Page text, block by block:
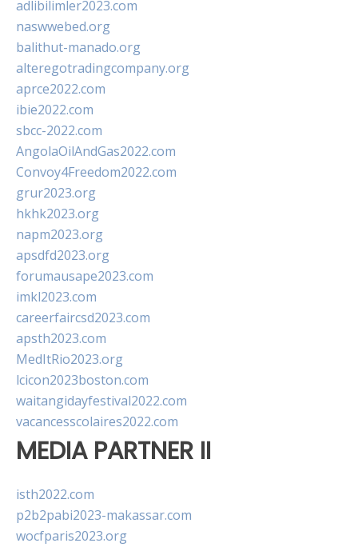
adlibilimler2023.com
naswwebed.org
balithut-manado.org
alteregotradingcompany.org
aprce2022.com
ibie2022.com
sbcc-2022.com
AngolaOilAndGas2022.com
Convoy4Freedom2022.com
grur2023.org
hkhk2023.org
napm2023.org
apsdfd2023.org
forumausape2023.com
imkl2023.com
careerfaircsd2023.com
apsth2023.com
MedItRio2023.org
lcicon2023boston.com
waitangidayfestival2022.com
vacancesscolaires2022.com
MEDIA PARTNER II
isth2022.com
p2b2pabi2023-makassar.com
wocfparis2023.org